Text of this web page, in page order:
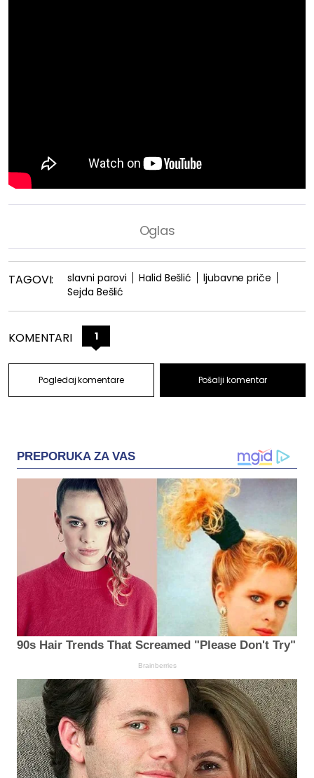
TAGOVI: slavni parovi Halid Bešlić
ljubavne priče
Sejda Bešlić
KOMENTARI 1
Pogledaj komentare Pošalji komentar
PREPORUKA ZA VAS
90s Hair Trends That Screamed "Please Don't Try"
Brainberries